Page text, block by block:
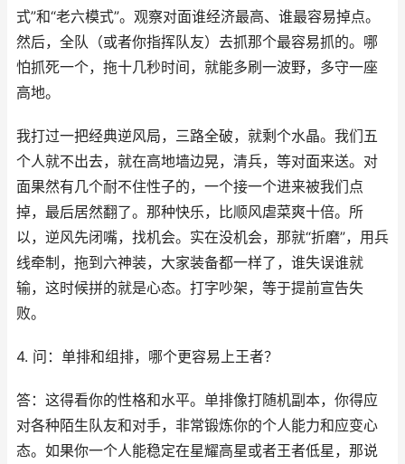
式”和“老六模式”。观察对面谁经济最高、谁最容易掉点。
然后，全队（或者你指挥队友）去抓那个最容易抓的。哪
怕抓死一个，拖十几秒时间，就能多刷一波野，多守一座
高地。
我打过一把经典逆风局，三路全破，就剩个水晶。我们五
个人就不出去，就在高地墙边晃，清兵，等对面来送。对
面果然有几个耐不住性子的，一个接一个进来被我们点
掉，最后居然翻了。那种快乐，比顺风虐菜爽十倍。所
以，逆风先闭嘴，找机会。实在没机会，那就“折磨”，用兵
线牵制，拖到六神装，大家装备都一样了，谁失误谁就
输，这时候拼的就是心态。打字吵架，等于提前宣告失
败。
4. 问：单排和组排，哪个更容易上王者？
答：这得看你的性格和水平。单排像打随机副本，你得应
对各种陌生队友和对手，非常锻炼你的个人能力和应变心
态。如果你一个人能稳定在星耀高星或者王者低星，那说